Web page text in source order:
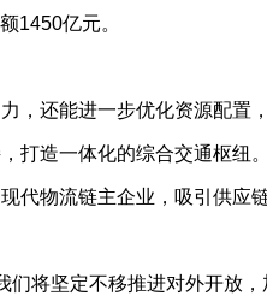
1450亿元。
还能进一步优化资源配置
打造一体化的综合交通枢纽
代物流链主企业，吸引供应
将坚定不移推进对外开放，